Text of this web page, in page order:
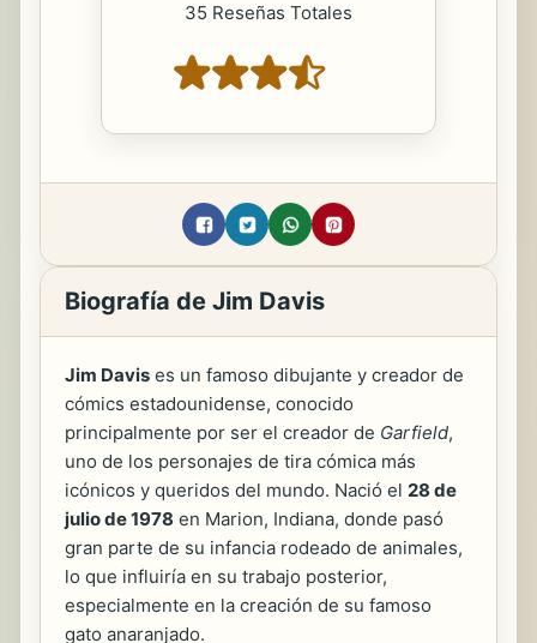
35 Reseñas Totales
Biografía de Jim Davis
Jim Davis es un famoso dibujante y creador de
cómics estadounidense, conocido
principalmente por ser el creador de Garfield,
uno de los personajes de tira cómica más
icónicos y queridos del mundo. Nació el 28 de
julio de 1978 en Marion, Indiana, donde pasó
gran parte de su infancia rodeado de animales,
lo que influiría en su trabajo posterior,
especialmente en la creación de su famoso
gato anaranjado.